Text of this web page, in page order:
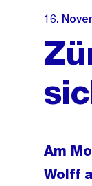
16.
Am
Wolff